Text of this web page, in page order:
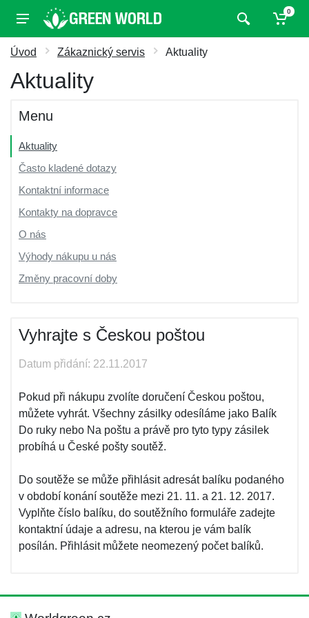
0
Úvod Zákaznický servis Aktuality
Aktuality
Menu
Aktuality
Často kladené dotazy
Kontaktní informace
Kontakty na dopravce
O nás
Výhody nákupu u nás
Změny pracovní doby
Vyhrajte s Českou poštou
Datum přidání: 22.11.2017
Pokud při nákupu zvolíte doručení Českou poštou,
můžete vyhrát. Všechny zásilky odesíláme jako Balík
Do ruky nebo Na poštu a právě pro tyto typy zásilek
probíhá u České pošty soutěž.
Do soutěže se může přihlásit adresát balíku podaného
v období konání soutěže mezi 21. 11. a 21. 12. 2017.
Vyplňte číslo balíku, do soutěžního formuláře zadejte
kontaktní údaje a adresu, na kterou je vám balík
posílán. Přihlásit můžete neomezený počet balíků.